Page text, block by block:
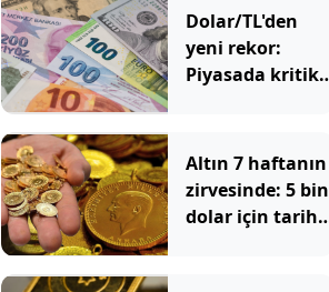
Dolar/TL'den
yeni rekor:
Piyasada kritik
alarmı!
Altın 7 haftanın
zirvesinde: 5 bin
dolar için tarih